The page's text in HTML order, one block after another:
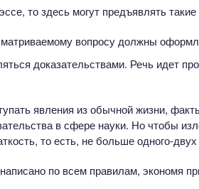
то здесь могут предъявлять
вопросу должны
доказательствами. Речь идет
явления из обычной жизни,
в сфере науки. Но чтобы
то есть, не больше одного-
по всем правилам, экономя